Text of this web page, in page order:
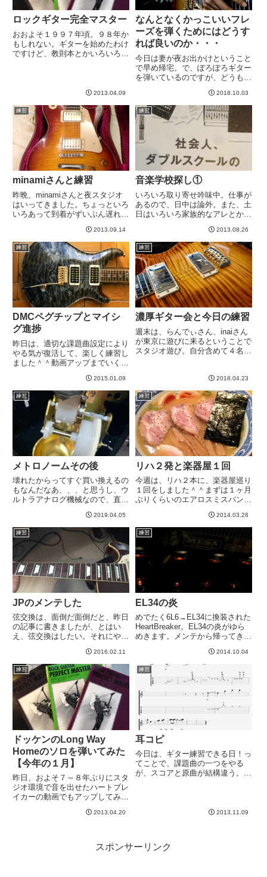
ロックギター完全マスター
おおよそ１９９７年頃。９８年か
もしれない。ギターを始めたわけ
ですけど、教則本とかいろいろ買
Yo!そうしたら半年後くらいかな
2013.04.09
なんとなくかっこいいフレ
ーズを弾くためにはどうす
れば良いのか・・・
今日は妻が夜お出かけということ
で早め帰宅。で、ぽろぽろギター
を弾いているのですが、どうもこ
ズがダサいというか。。。積年の
悩みなのですが、なんかハ長調的
なんだよなあ、自分って。ピアノ
でいうバイエル感から脱却でき
な...
2018.10.03
練習
minamiさんと練習
昨晩、minamiさんと夜スタジオ
はいってきました。ちょっといろ
いろあって到着がずいぶん遅れて
た。。。Club R9の課題曲をや
る。実は、バンドの合宿以後、練
習してないので、ミストーン多
し。でも、自分以外にはわか...
2013.09.14
練習
音楽学校探し①
いろいろ取り寄せ吟味中。仕事が
あるので、日中は論外。また、土
日はいろいろ家族的なアレとかで
も自由になります＾＾だから学校
も平日夜にいけるところがいい。
と、なると上の写真のようなノリ
になるだろう。「社会人」「ダ
ブ...
2013.08.26
練習
DMCペグチップとマイシ
グ進捗
昨日は、適切な課題曲設定により
やる気が復活して、楽しく練習し
ました＾＾動画アップまでいくに
が、なんとか弾けそうな予感がし
て嬉しいです＾＾さて、昨日は、
仕事の合間をぬって楽器屋さんに
行ってきました。目的は２つあ
2015.01.09
練習
濃厚ギター会と今日の練習
週末は、らんでぃさん、inaiさん
が東京に遊びに来るということで
スタジオ遊び。自分含めて４名く
比例して濃くなっておりましたw
らんでぃさんの金剛。他に２枚写
真撮ったのですが、すげーピ...
2018.04.23
練習
メトロノームその後
壊れたからってすぐ買い換えるの
もなんだなあ、、、と思うし、ウ
ルトラアナログ機械なので、直せ
きて、再度バラしにかかりまし
た。お。とれそう。いけるか。こ
こが引っかかってどうしても取れ
ない。この頭の部分を取らないと
ど...
2019.04.05
練習
リハ２発と楽器屋１回
今週は、リハ２本に、楽器屋巡り
１回をしました＾＾まずは１ヶ月
ぶりくらいのエアロスミスバンド
も聴いてる曲なのに、なんか構成
が途中でわからなくなりますww
練習後は、ラーメンマスターの
MALさんに連れられ、ラーメ
ン。...
2014.03.28
練習
JPのメンテした
弦交換は、面倒だ面倒だと、昨日
の記事に書きましたが、とはい
え、弦交換はしたい。それにやり
たり、オイル足したり、たまった
ほこりを払ったり、まあ楽しい。
ギターに対する愛着が一層増すと
いうか、なにかどこか厳かで優雅
な...
2016.02.11
練習
EL34の炎
めでたく6L6→EL34に換装された
HeartBreaker。EL34の炎がゆら
めきます。メンテから帰ってきた
なりました。そして歪みはブーミ
ーな部分が減りました。というわ
けで、ほぼ思惑通りの結果に！
KTRでプッ...
2014.10.04
練習
ドッケンのLong Way
Homeのソロを弾いてみた
【今年の１月】
昨日、およそ７～８年ぶりにスタ
ジオ環境で音を出せたハートブレ
イカーの動画でもアップしてみよ
ら、録画しはじめた頃の練習動画
せていただいた「ロッ...
2013.04.20
練習
耳コピ
今日は、ギター練習できる日！っ
てことで、課題曲の一つをやる
が、スコアと原曲が結構違う。ス
て全然できなかったのに、なんと
2013.11.09
スポンサーリンク